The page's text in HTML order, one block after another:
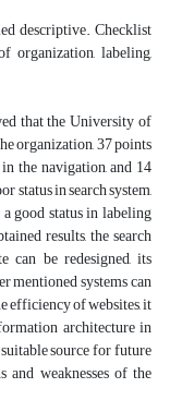
descriptive. Checklist
organization, labeling,
that the University of
organization, 37 points
the navigation, and 14
status in search system,
good status in labeling
results, the search
can be redesigned, its
mentioned systems can
efficiency of websites, it
architecture in
source for future
weaknesses of the